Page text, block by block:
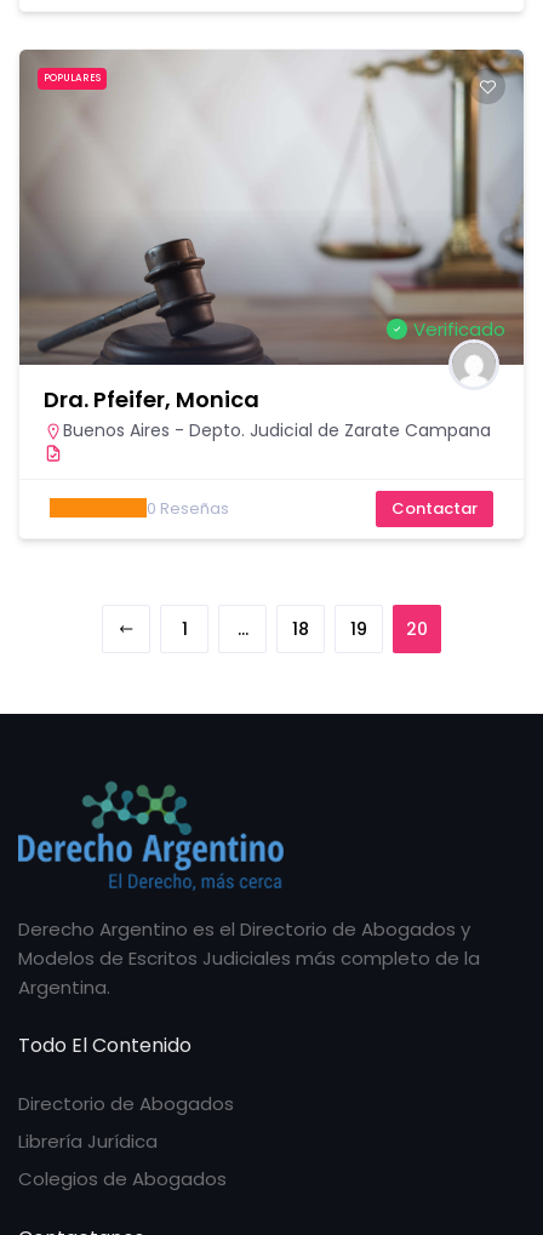
POPULARES
Verificado
Dra. Pfeifer, Monica
Buenos Aires - Depto. Judicial de Zarate Campana
0 Reseñas Contactar
1 … 18 19 20
Derecho Argentino es el Directorio de Abogados y
Modelos de Escritos Judiciales más completo de la
Argentina.
Todo El Contenido
Directorio de Abogados
Librería Jurídica
Colegios de Abogados